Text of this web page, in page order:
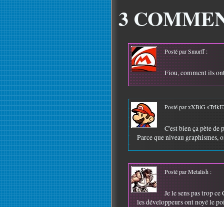
3
Posté par Smurff :
Fiou, comment ils
Posté par xXBiG
C'est bien ça pète
Parce que niveau graphismes,
Posté par Metalish :
Je le sens pas trop
les développeurs ont noyé le